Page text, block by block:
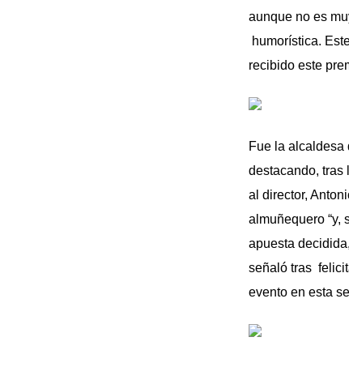
aunque no es
humorística.
recibido este
Fue la alcaldesa
destacando, tras
al director,
almuñequero “y,
apuesta
señaló tras
evento en esta